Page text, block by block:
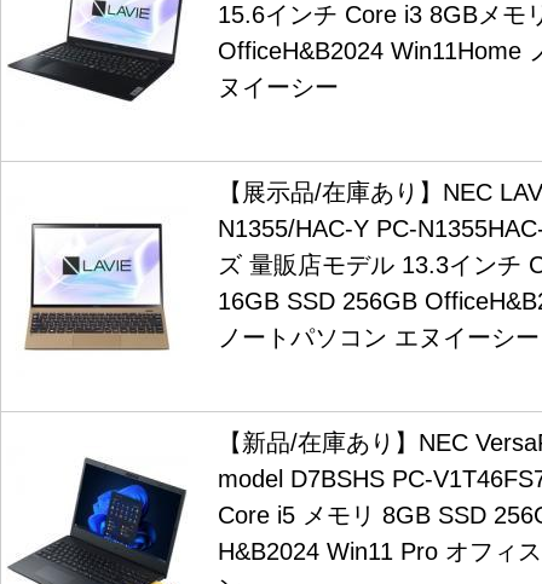
15.6インチ Core i3 8GBメモ
OfficeH&B2024 Win11Home
ヌイーシー
【展示品/在庫あり】NEC
N1355/HAC-Y PC-
ズ 量販店モデル 13.3インチ
16GB SSD 256GB
ノートパソコン エヌイーシー
【新品/在庫あり】NEC
model D7BSHS PC-
Core i5 メモリ 8GB SSD
H&B2024 Win11 Pro オフィ